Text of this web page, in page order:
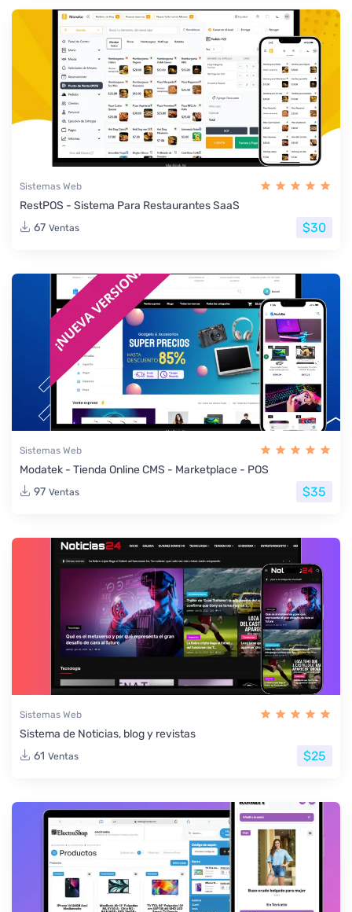
Sistemas Web
RestPOS - Sistema Para Restaurantes SaaS
67 Ventas $30
Sistemas Web
Modatek - Tienda Online CMS - Marketplace - POS
97 Ventas $35
Sistemas Web
Sistema de Noticias, blog y revistas
61 Ventas $25